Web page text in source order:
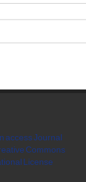
access Journal
Commons
License